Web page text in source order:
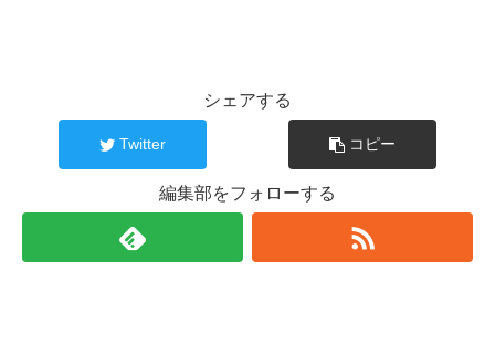
シェアする
Twitter コピー
編集部をフォローする